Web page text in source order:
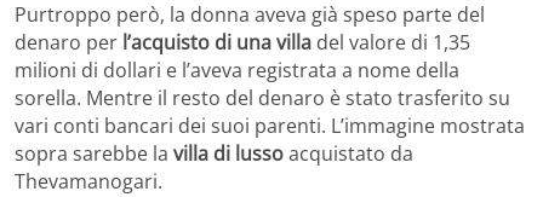
Purtroppo però, la donna aveva già speso parte del
denaro per l’acquisto di una villa del valore di 1,35
milioni di dollari e l’aveva registrata a nome della
sorella. Mentre il resto del denaro è stato trasferito su
vari conti bancari dei suoi parenti. L’immagine mostrata
sopra sarebbe la villa di lussoacquistato da
Thevamanogari.